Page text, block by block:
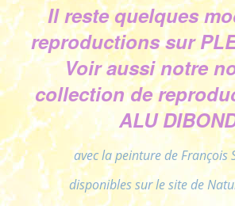
Il reste quelques
reproductions sur
Voir aussi notre
collection de
ALU
avec la peinture de François
disponibles sur le site de